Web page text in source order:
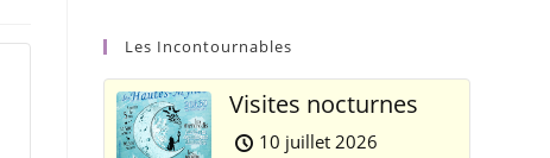
Les Incontournables
Visites nocturnes
10 juillet 2026